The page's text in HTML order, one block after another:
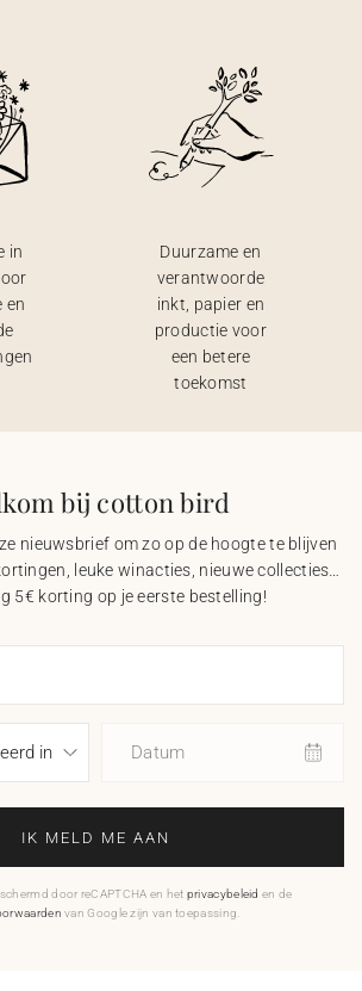
in
en
Duurzame en
verantwoorde
inkt, papier en
productie voor
een betere
toekomst
bij cotton bird
nieuwsbrief om zo op de hoogte te blijven
leuke winacties, nieuwe collecties…
5€ korting op je eerste bestelling!
Datum
IK MELD ME AAN
door reCAPTCHA en het privacybeleid en de
van Google zijn van toepassing.